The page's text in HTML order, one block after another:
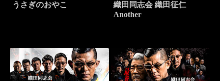
うさぎのおやこ
織田同志会 織田征仁
Another